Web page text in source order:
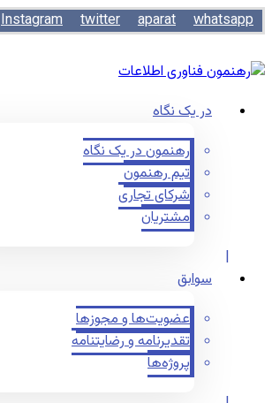
Instagram twitter aparat whatsapp
در یک نگاه
رهنمون در یک نگاه
تیم رهنمون
شرکای تجاری
مشتریان
سوابق
عضویت‌ها و مجوزها
تقدیرنامه و رضایتنامه
پروژه‌ها